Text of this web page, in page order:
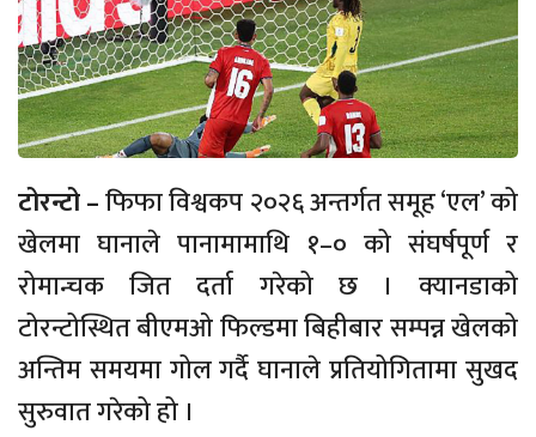
टोरन्टो –फिफा विश्वकप २०२६ अन्तर्गत समूह ‘एल’ को
खेलमा घानाले पानामामाथि १–० को संघर्षपूर्ण र
रोमान्चक जित दर्ता गरेको छ । क्यानडाको
टोरन्टोस्थित बीएमओ फिल्डमा बिहीबार सम्पन्न खेलको
अन्तिम समयमा गोल गर्दै घानाले प्रतियोगितामा सुखद
सुरुवात गरेको हो ।